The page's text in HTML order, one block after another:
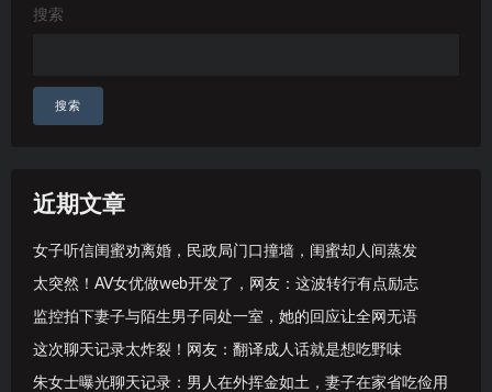
搜索
搜索
近期文章
女子听信闺蜜劝离婚，民政局门口撞墙，闺蜜却人间蒸发
太突然！AV女优做web开发了，网友：这波转行有点励志
监控拍下妻子与陌生男子同处一室，她的回应让全网无语
这次聊天记录太炸裂！网友：翻译成人话就是想吃野味
朱女士曝光聊天记录：男人在外挥金如土，妻子在家省吃俭用